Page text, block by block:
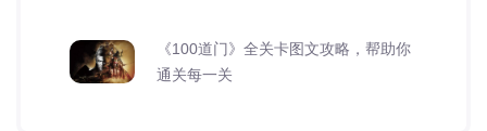
《100道门》全关卡图文攻略，帮助你
通关每一关